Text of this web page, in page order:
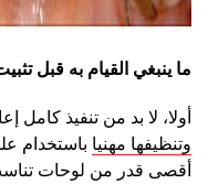
ما ينبغي القيام به قبل
أولا، لا بد من تنفيذ كامل
وتنظيفها مهنيا باستخدام
أقصى قدر من لوحات